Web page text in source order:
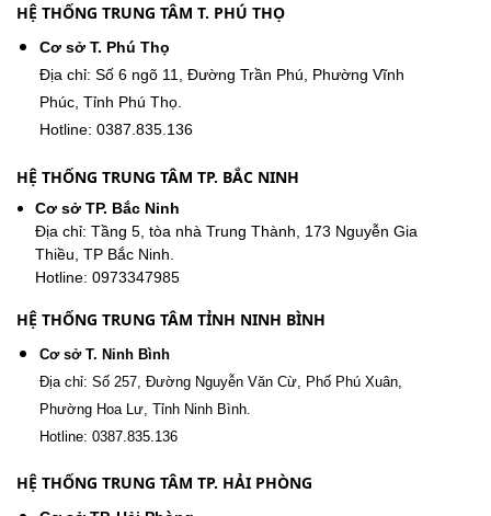
HỆ THỐNG TRUNG TÂM T. PHÚ THỌ
Cơ sở T. Phú Thọ
Địa chỉ: Số 6 ngõ 11, Đường Trần Phú, Phường Vĩnh
Phúc, Tỉnh Phú Thọ.
Hotline: 0387.835.136
HỆ THỐNG TRUNG TÂM TP. BẮC NINH
Cơ sở TP. Bắc Ninh
Địa chỉ: Tầng 5, tòa nhà Trung Thành, 173 Nguyễn Gia
Thiều, TP Bắc Ninh.
Hotline: 0973347985
HỆ THỐNG TRUNG TÂM TỈNH NINH BÌNH
Cơ sở T. Ninh Bình
Địa chỉ: Số 257, Đường Nguyễn Văn Cừ, Phố Phú Xuân,
Phường Hoa Lư, Tỉnh Ninh Bình.
Hotline: 0387.835.136
HỆ THỐNG TRUNG TÂM TP. HẢI PHÒNG